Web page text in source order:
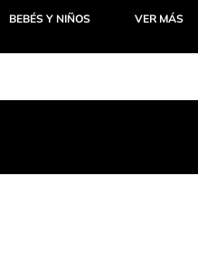
BEBÉS Y NIÑOS VER MÁS